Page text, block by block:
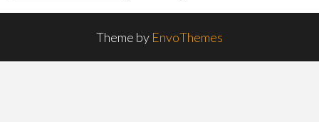
Theme by EnvoThemes